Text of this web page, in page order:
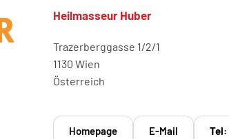
Heilmasseur Huber
Trazerberggasse 1/2/1
1130 Wien
Österreich
Homepage E-Mail Tel: